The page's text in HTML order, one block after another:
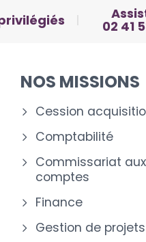
02 41
NOS MISSIONS
Cession
Comptabilité
Commissariat aux
comptes
Finance
Gestion de projets